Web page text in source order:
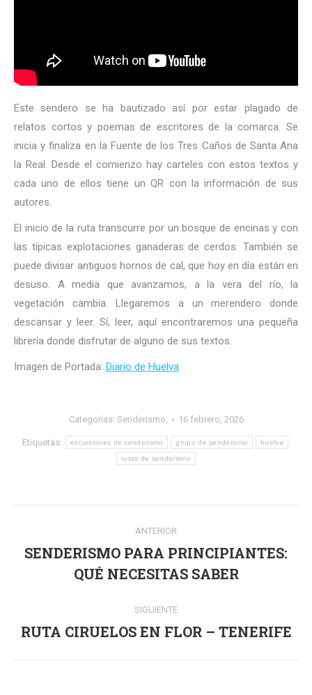
Este sendero se ha bautizado así por estar plagado de
relatos cortos y poemas de escritores de la comarca. Se
inicia y finaliza en la Fuente de los Tres Caños de Santa Ana
la Real. Desde el comienzo hay carteles con estos textos y
cada uno de ellos tiene un QR con la información de sus
autores.
El inicio de la ruta transcurre por un bosque de encinas y con
las típicas explotaciones ganaderas de cerdos. También se
puede divisar antiguos hornos de cal, que hoy en día están en
desuso. A media que avanzamos, a la vera del río, la
vegetación cambia. Llegaremos a un merendero donde
descansar y leer. Sí, leer, aquí encontraremos una pequeña
librería donde disfrutar de alguno de sus textos.
Imagen de Portada: Diario de Huelva
Categorías: Senderismo, 16 febrero, 2026
Etiquetas: excursiones de senderismo grupo de senderismo huelva
rutas de senderismo
Navegación
entre
publicaciones
ANTERIOR
Publicación
anterior:
SENDERISMO PARA PRINCIPIANTES:
QUÉ NECESITAS SABER
SIGUIENTE
Publicación
RUTA CIRUELOS EN FLOR – TENERIFE